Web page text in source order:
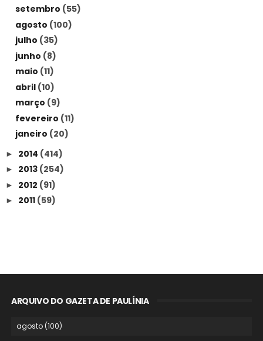
setembro (55)
agosto (100)
julho (35)
junho (8)
maio (11)
abril (10)
março (9)
fevereiro (11)
janeiro (20)
► 2014 (414)
► 2013 (254)
► 2012 (91)
► 2011 (59)
ARQUIVO DO GAZETA DE PAULÍNIA